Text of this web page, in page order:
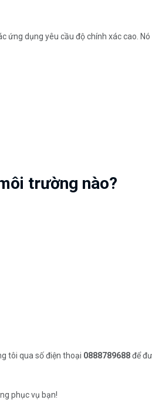
dụng yêu cầu độ chính xác cao.
trường nào?
tôi qua số điện thoại 0888789688để
phục vụ bạn!